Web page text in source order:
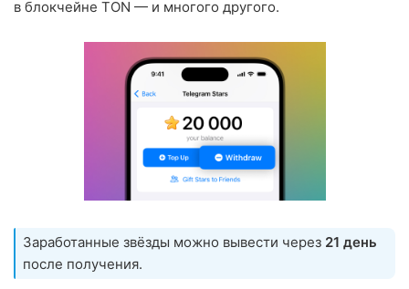
в блокчейне TON — и многого другого.
Заработанные звёзды можно вывести через 21 день
после получения.